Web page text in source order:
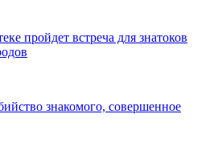
пройдет встреча для знатоков
знакомого, совершенное